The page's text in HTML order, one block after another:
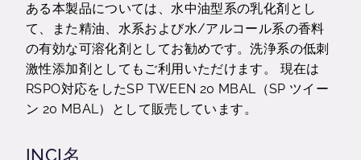
ある本製品については、水中油型系の乳化剤とし
て、また精油、水系および水/アルコール系の香料
の有効な可溶化剤としてお勧めです。洗浄系の低刺
激性添加剤としてもご利用いただけます。 現在は
RSPO対応をしたSP TWEEN 20 MBAL（SP ツイー
ン 20 MBAL）として販売しています。
INCI名